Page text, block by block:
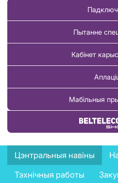
Пытанне
Кабінет
Мабільныя
Купіць
News
menu
Цэнтральныя навіны
Тэхнічныя работы